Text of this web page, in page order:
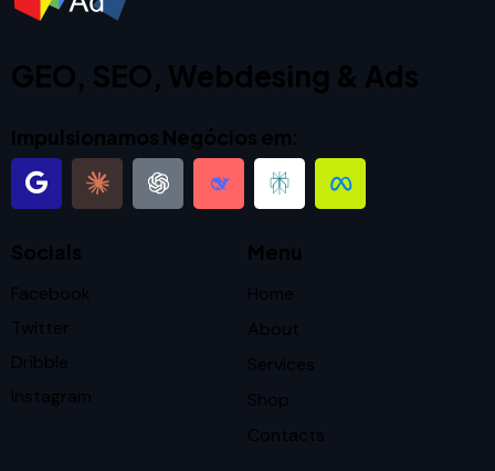
GEO, SEO, Webdesing & Ads
Impulsionamos Negócios em:
Socials
Facebook
Twitter
Dribble
Instagram
Menu
Home
About
Services
Shop
Contacts